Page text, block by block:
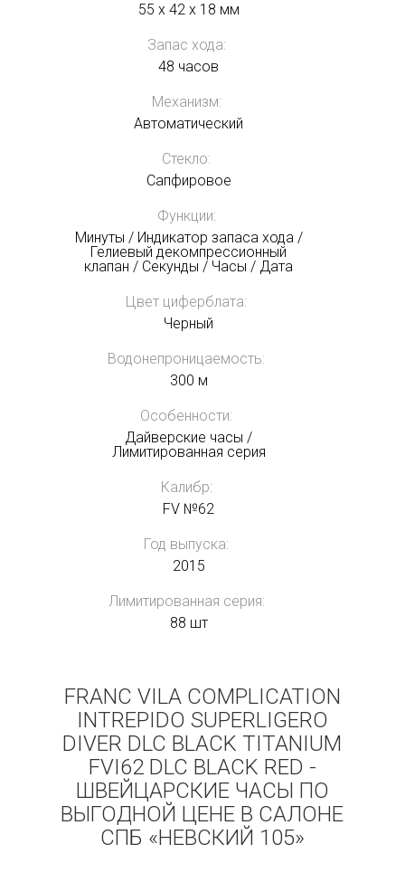
55 x 42 x 18 мм
Запас хода:
48 часов
Механизм:
Автоматический
Стекло:
Сапфировое
Функции:
Минуты / Индикатор запаса хода /
Гелиевый декомпрессионный
клапан / Секунды / Часы / Дата
Цвет циферблата:
Черный
Водонепроницаемость:
300 м
Особенности:
Дайверские часы /
Лимитированная серия
Калибр:
FV №62
Год выпуска:
2015
Лимитированная серия:
88 шт
FRANC VILA COMPLICATION
INTREPIDO SUPERLIGERO
DIVER DLC BLACK TITANIUM
FVI62 DLC BLACK RED -
ШВЕЙЦАРСКИЕ ЧАСЫ ПО
ВЫГОДНОЙ ЦЕНЕ В САЛОНЕ
СПБ «НЕВСКИЙ 105»